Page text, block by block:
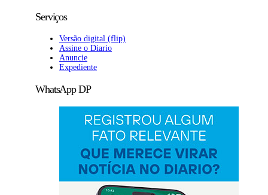
Serviços
Versão digital (flip)
Assine o Diario
Anuncie
Expediente
WhatsApp DP